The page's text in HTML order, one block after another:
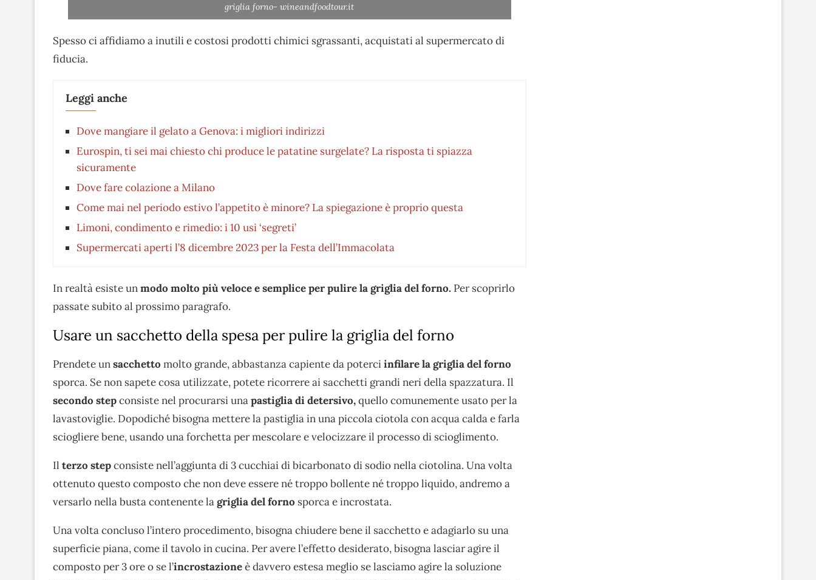
griglia forno- wineandfoodtour.it
Spesso ci affidiamo a inutili e costosi prodotti chimici sgrassanti, acquistati al supermercato di
fiducia.
Leggi anche
Dove mangiare il gelato a Genova: i migliori indirizzi
Eurospin, ti sei mai chiesto chi produce le patatine surgelate? La risposta ti spiazza
sicuramente
Dove fare colazione a Milano
Come mai nel periodo estivo l’appetito è minore? La spiegazione è proprio questa
Limoni, condimento e rimedio: i 10 usi ‘segreti’
Supermercati aperti l’8 dicembre 2023 per la Festa dell’Immacolata
In realtà esiste unmodo molto più veloce e semplice per pulire la griglia del forno. Per scoprirlo
passate subito al prossimo paragrafo.
Usare un sacchetto della spesa per pulire la griglia del forno
Prendete unsacchetto molto grande, abbastanza capiente da poterciinfilare la griglia del forno
sporca. Se non sapete cosa utilizzate, potete ricorrere ai sacchetti grandi neri della spazzatura. Il
secondo stepconsiste nel procurarsi unapastiglia di detersivo,quello comunemente usato per la
lavastoviglie. Dopodiché bisogna mettere la pastiglia in una piccola ciotola con acqua calda e farla
sciogliere bene, usando una forchetta per mescolare e velocizzare il processo di scioglimento.
Il terzo stepconsiste nell’aggiunta di 3 cucchiai di bicarbonato di sodio nella ciotolina. Una volta
ottenuto questo composto che non deve essere né troppo bollente né troppo liquido, andremo a
versarlo nella busta contenente lagriglia del forno sporca e incrostata.
Una volta concluso l’intero procedimento, bisogna chiudere bene il sacchetto e adagiarlo su una
superficie piana, come il tavolo in cucina. Per avere l’effetto desiderato, bisogna lasciar agire il
composto per 3 ore o se l’incrostazioneè davvero estesa meglio se lasciamo agire la soluzione